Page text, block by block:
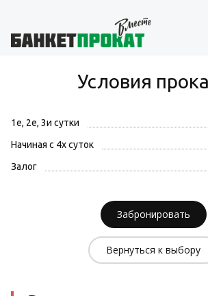
Условия
1е, 2е, 3и сутки
Начиная с 4х суток
Залог
Забронировать
Вернуться к выбору